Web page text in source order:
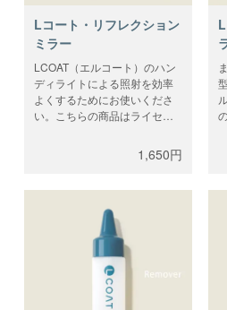
Lコート・リフレクション
ミラー
LCOAT（エルコート）のハン
ディライトによる照射を効率
よくするためにお使いくださ
い。こちらの商品はライセン
ス面の保護フィルムを剥がし
1,650円